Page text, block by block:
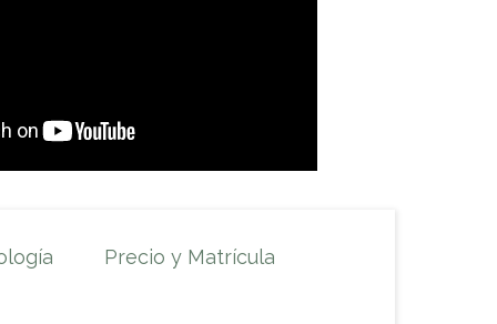
Precio y Matrícula